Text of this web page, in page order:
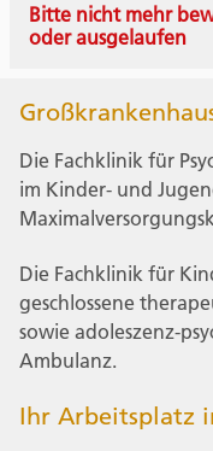
Bitte nicht mehr
oder ausgelaufen
Die Fachklinik für
im Kinder- und
Die Fachklinik für
geschlossene
sowie adoleszenz-
Ambulanz.
Ihr Arbeitsplatz